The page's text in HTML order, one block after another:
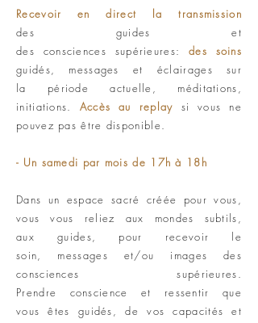
Recevoir en direct la transmission
des guides et
des consciences supérieures: des soins
guidés,
messages et éclairages sur
la période actuelle , méditations,
initiations. Accès au replay si vous ne
pouvez pas être disponible.
- Un samedi par mois de 17h à 18h
Dans un espace sacré créée pour vous,
vous vous reliez aux mondes subtils,
aux guides, pour recevoir le
soin, messages et/ou images des
consciences supérieures.
Prendre conscience et ressentir que
vousêtes guidés, de vos capacités et